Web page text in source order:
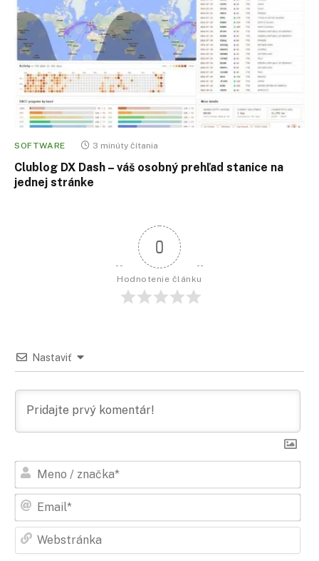
SOFTWARE 3 minúty čítania
Clublog DX Dash – váš osobný prehľad stanice na
jednej stránke
0
Hodnotenie článku
Nastaviť